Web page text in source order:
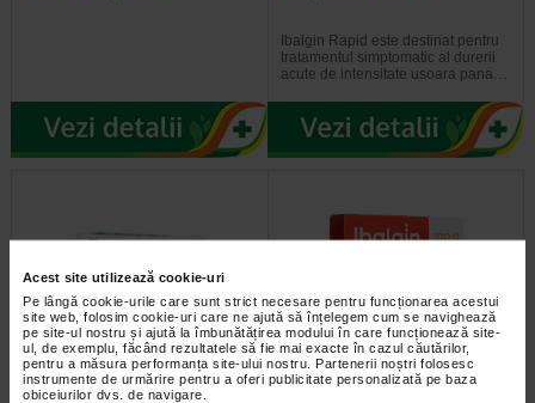
Acest site utilizează cookie-uri
Pe lângă cookie-urile care sunt strict necesare pentru funcționarea acestui
site web, folosim cookie-uri care ne ajută să înțelegem cum se navighează
pe site-ul nostru și ajută la îmbunătățirea modului în care funcționează site-
ul, de exemplu, făcând rezultatele să fie mai exacte în cazul căutărilor,
pentru a măsura performanța site-ului nostru. Partenerii noștri folosesc
instrumente de urmărire pentru a oferi publicitate personalizată pe baza
obiceiurilor dvs. de navigare.
Ibalgin Rapid este destinat pentru
tratamentul simptomatic al durerii
acute de intensitate usoara pana…
Magne B6 premium 100 mg /
10 mg, 30 comprimate…
Ibalgin Rapid 400mg X 6
comprimate filmate